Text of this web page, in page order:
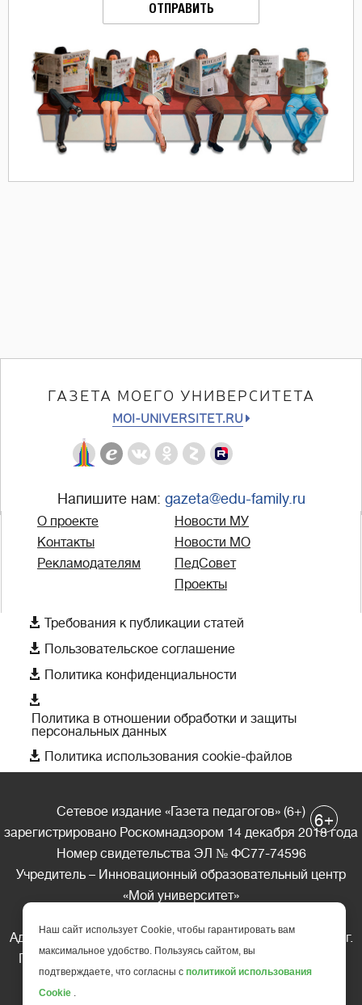
ОТПРАВИТЬ
ГАЗЕТА МОЕГО УНИВЕРСИТЕТА
MOI-UNIVERSITET.RU
Напишите нам: gazeta@edu-family.ru
О проекте
Контакты
Рекламодателям
Новости МУ
Новости МО
ПедСовет
Проекты
 Требования к публикации статей
 Пользовательское соглашение
 Политика конфиденциальности

Политика в отношении обработки и защиты
персональных данных
 Политика использования cookie-файлов
Сетевое издание «Газета педагогов» (6+)
зарегистрировано Роскомнадзором 14 декабря 2018 года
Номер свидетельства ЭЛ № ФС77-74596
Учредитель – Инновационный образовательный центр
«Мой университет»
Адрес редакции: 185035 Россия, Республика Карелия, г.
Петрозаводск, ул. Фридриха Энгельса д.10, офис 211
Телефон редакции: +7 (499) 685-10-45
6+
Наш сайт использует Cookie, чтобы гарантировать вам
максимальное удобство. Пользуясь сайтом, вы
подтверждаете, что согласны с политикой использования
Cookie .